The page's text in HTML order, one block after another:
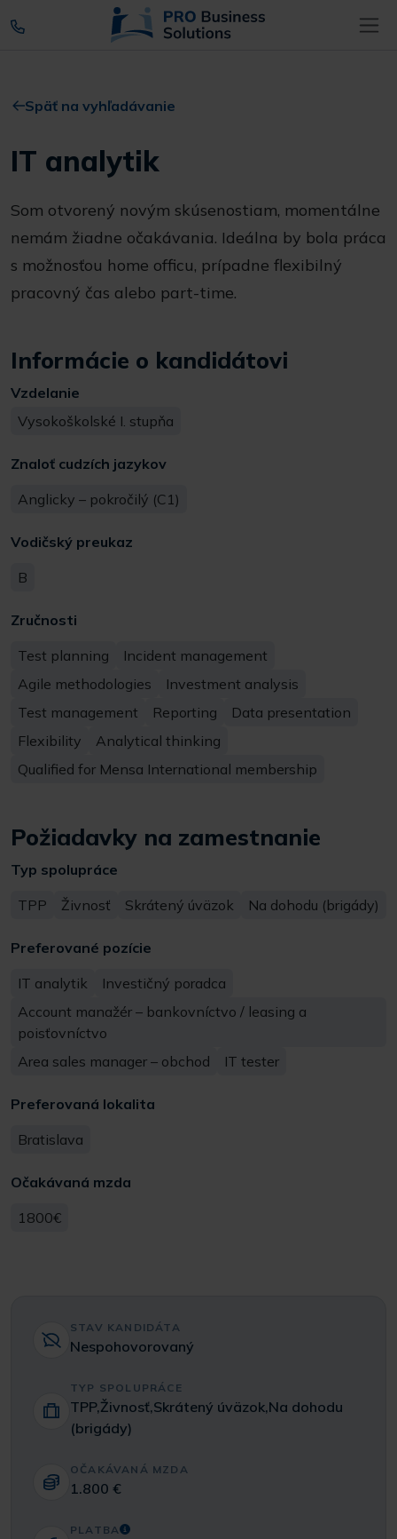
Späť na vyhľadávanie
IT analytik
Som otvorený novým skúsenostiam, momentálne
nemám žiadne očakávania. Ideálna by bola práca
s možnosťou home officu, prípadne flexibilný
pracovný čas alebo part-time.
Informácie o kandidátovi
Vzdelanie
Vysokoškolské I. stupňa
Znaloť cudzích jazykov
Anglicky – pokročilý (C1)
Vodičský preukaz
B
Zručnosti
Test planning
Incident management
Agile methodologies
Investment analysis
Test management
Reporting
Data presentation
Flexibility
Analytical thinking
Qualified for Mensa International membership
Požiadavky na zamestnanie
Typ spolupráce
TPP
Živnosť Skrátený úväzok Na dohodu (brigády)
Preferované pozície
IT analytik
Investičný poradca
Account manažér – bankovníctvo / leasing a
poisťovníctvo
Area sales manager – obchod
IT tester
Preferovaná lokalita
Bratislava
Očakávaná mzda
1800€
STAV KANDIDÁTA
Nespohovorovaný
TYP SPOLUPRÁCE
TPP,Živnosť,Skrátený úväzok,Na dohodu
(brigády)
OČAKÁVANÁ MZDA
1.800 €
PLATBA